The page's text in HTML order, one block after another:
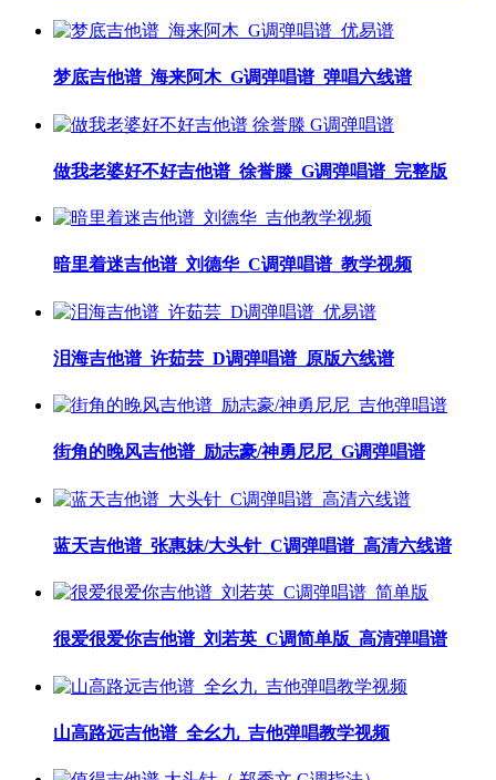
梦底吉他谱_海来阿木_G调弹唱谱_弹唱六线谱
做我老婆好不好吉他谱_徐誉滕_G调弹唱谱_完整版
暗里着迷吉他谱_刘德华_C调弹唱谱_教学视频
泪海吉他谱_许茹芸_D调弹唱谱_原版六线谱
街角的晚风吉他谱_励志豪/神勇尼尼_G调弹唱谱
蓝天吉他谱_张惠妹/大头针_C调弹唱谱_高清六线谱
很爱很爱你吉他谱_刘若英_C调简单版_高清弹唱谱
山高路远吉他谱_全幺九_吉他弹唱教学视频